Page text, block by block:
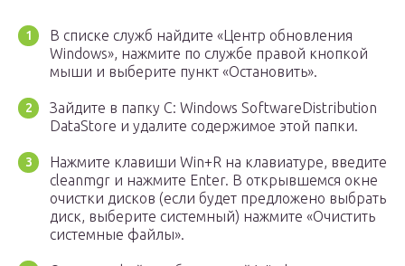
В списке служб найдите «Центр обновления
Windows», нажмите по службе правой кнопкой
мыши и выберите пункт «Остановить».
Зайдите в папку C: Windows SoftwareDistribution
DataStore и удалите содержимое этой папки.
Нажмите клавиши Win+R на клавиатуре, введите
cleanmgr и нажмите Enter. В открывшемся окне
очистки дисков (если будет предложено выбрать
диск, выберите системный) нажмите «Очистить
системные файлы».